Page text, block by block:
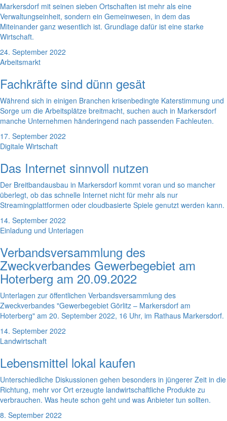
Markersdorf mit seinen sieben Ortschaften ist mehr als eine
Verwaltungseinheit, sondern ein Gemeinwesen, in dem das
Miteinander ganz wesentlich ist. Grundlage dafür ist eine starke
Wirtschaft.
24. September 2022
Arbeitsmarkt
Fachkräfte sind dünn gesät
Während sich in einigen Branchen krisenbedingte Katerstimmung und
Sorge um die Arbeitsplätze breitmacht, suchen auch in Markersdorf
manche Unternehmen händeringend nach passenden Fachleuten.
17. September 2022
Digitale Wirtschaft
Das Internet sinnvoll nutzen
Der Breitbandausbau in Markersdorf kommt voran und so mancher
überlegt, ob das schnelle Internet nicht für mehr als nur
Streamingplattformen oder cloudbasierte Spiele genutzt werden kann.
14. September 2022
Einladung und Unterlagen
Verbandsversammlung des
Zweckverbandes Gewerbegebiet am
Hoterberg am 20.09.2022
Unterlagen zur öffentlichen Verbandsversammlung des
Zweckverbandes "Gewerbegebiet Görlitz – Markersdorf am
Hoterberg" am 20. September 2022, 16 Uhr, im Rathaus Markersdorf.
14. September 2022
Landwirtschaft
Lebensmittel lokal kaufen
Unterschiedliche Diskussionen gehen besonders in jüngerer Zeit in die
Richtung, mehr vor Ort erzeugte landwirtschaftliche Produkte zu
verbrauchen. Was heute schon geht und was Anbieter tun sollten.
8. September 2022